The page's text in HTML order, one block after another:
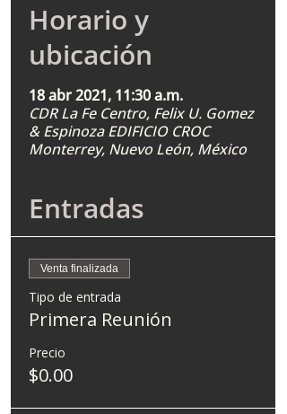
Horario y
ubicación
18 abr 2021, 11:30 a.m.
CDR La Fe Centro, Felix U. Gomez
& Espinoza EDIFICIO CROC
Monterrey, Nuevo León, México
Entradas
Venta finalizada
Tipo de entrada
Primera Reunión
Precio
$0.00